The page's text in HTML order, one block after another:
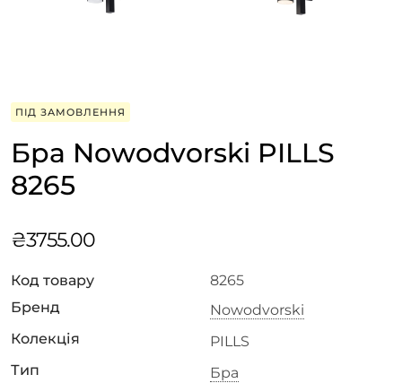
ПІД ЗАМОВЛЕННЯ
Бра Nowodvorski PILLS
8265
₴3755.00
Код товару
8265
Бренд
Nowodvorski
Колекція
PILLS
Тип
Бра